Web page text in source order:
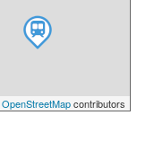
OpenStreetMapcontributors